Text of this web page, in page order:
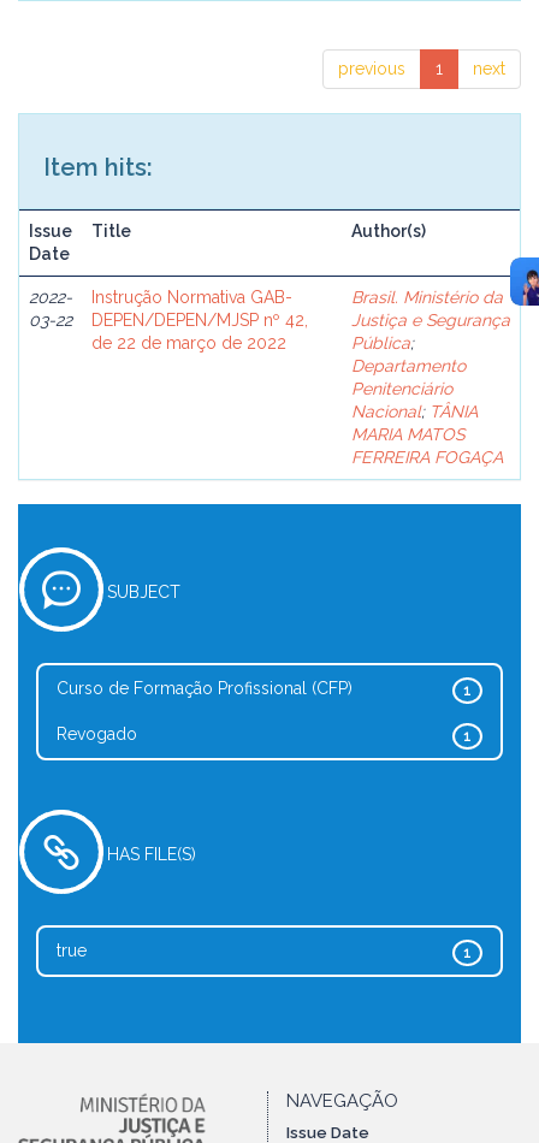
previous 1 next
Item hits:
Issue
Date
Title Author(s)
2022-
03-22
Instrução Normativa GAB-
DEPEN/DEPEN/MJSP nº 42,
de 22 de março de 2022
Brasil. Ministério da
Justiça e Segurança
Pública;
Departamento
Penitenciário
Nacional; TÂNIA
MARIA MATOS
FERREIRA FOGAÇA
SUBJECT
1
Curso de Formação Profissional (CFP)
1
Revogado
HAS FILE(S)
1
true
NAVEGAÇÃO
Issue Date